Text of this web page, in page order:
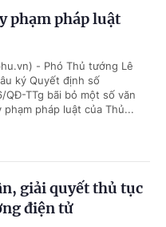
phạm pháp luật
- Phó Thủ tướng Lê
ký Quyết định số
QĐ-TTg bãi bỏ một số văn
phạm pháp luật của Thủ...
giải quyết thủ tục
điện tử